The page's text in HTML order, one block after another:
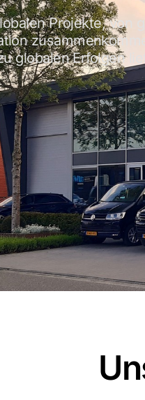
Projekte, von
globalen Erfolgen